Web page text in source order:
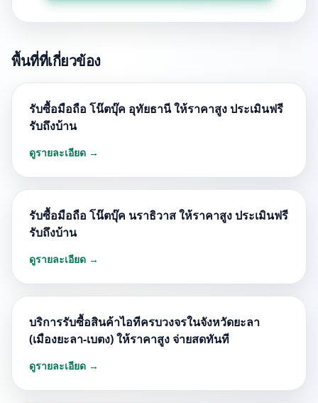
พื้นที่ที่เกี่ยวข้อง
รับซื้อมือถือ โน๊ตบุ๊ค อุทัยธานี ให้ราคาสูง ประเมินฟรี
รับถึงบ้าน
ดูรายละเอียด →
รับซื้อมือถือ โน๊ตบุ๊ค นราธิวาส ให้ราคาสูง ประเมินฟรี
รับถึงบ้าน
ดูรายละเอียด →
บริการรับซื้อสินค้าไอทีครบวงจรในจังหวัดยะลา
(เมืองยะลา-เบตง) ให้ราคาสูง จ่ายสดทันที
ดูรายละเอียด →